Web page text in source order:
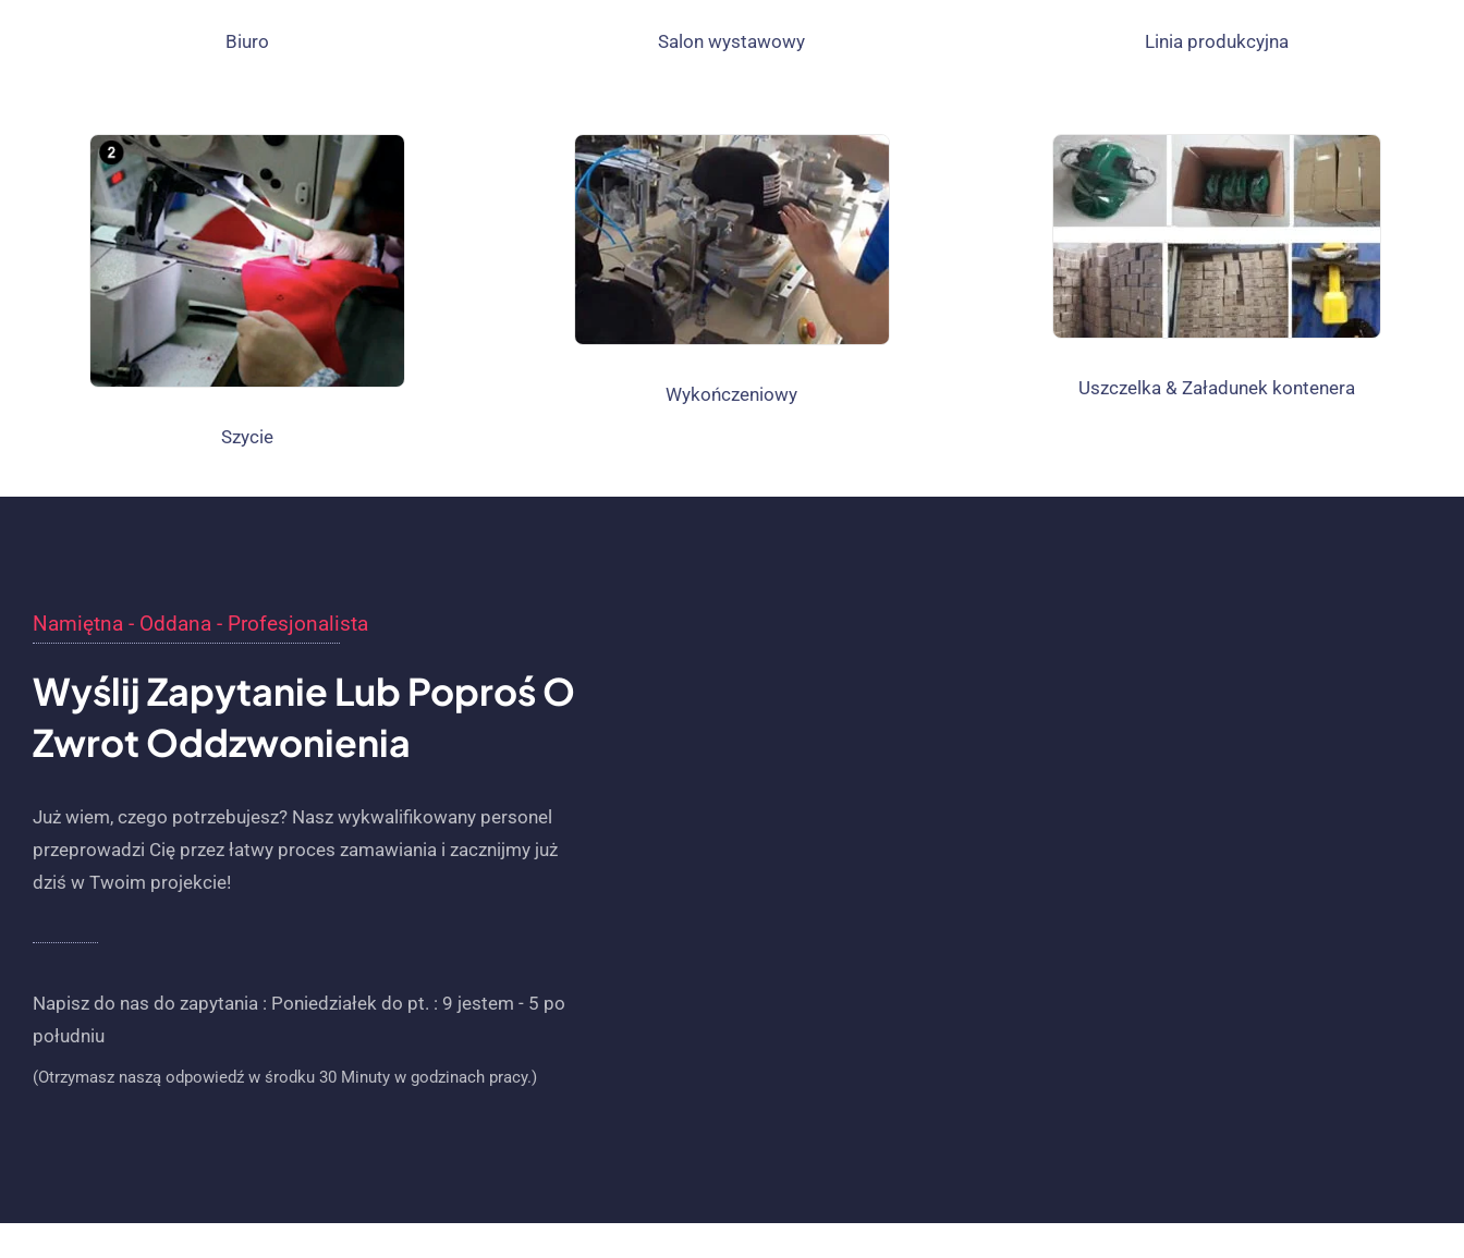
Biuro Salon wystawowy Linia produkcyjna
Szycie
Wykończeniowy Uszczelka & Załadunek kontenera
Namiętna - Oddana - Profesjonalista
Wyślij Zapytanie Lub Poproś O
Zwrot Oddzwonienia
Już wiem, czego potrzebujesz? Nasz wykwalifikowany personel
przeprowadzi Cię przez łatwy proces zamawiania i zacznijmy już
dziś w Twoim projekcie!
Napisz do nas do zapytania : Poniedziałek do pt. : 9 jestem - 5 po
południu
(Otrzymasz naszą odpowiedź w środku 30 Minuty w godzinach pracy.)